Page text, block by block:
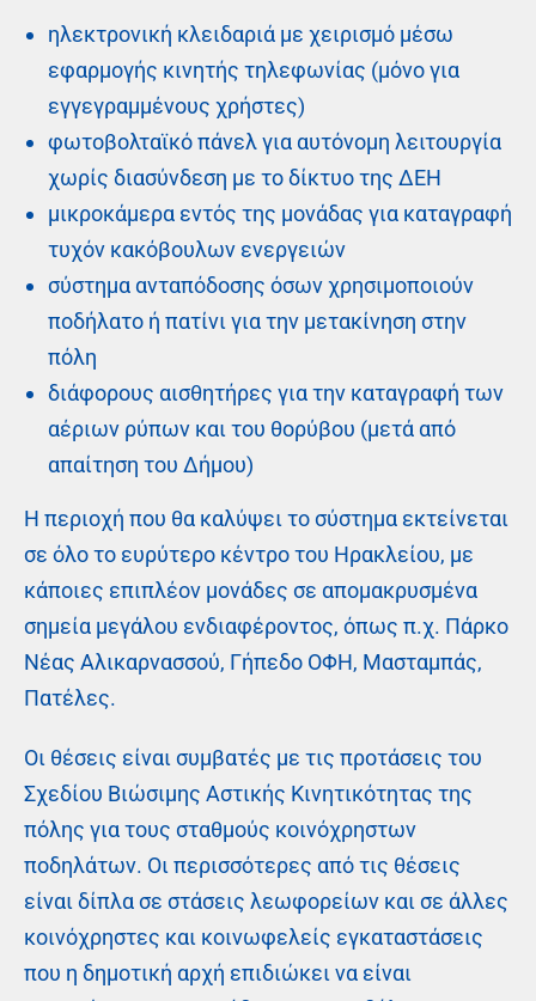
ηλεκτρονική κλειδαριά με χειρισμό μέσω
εφαρμογής κινητής τηλεφωνίας (μόνο για
εγγεγραμμένους χρήστες)
φωτοβολταϊκό πάνελ για αυτόνομη λειτουργία
χωρίς διασύνδεση με το δίκτυο της ΔΕΗ
μικροκάμερα εντός της μονάδας για καταγραφή
τυχόν κακόβουλων ενεργειών
σύστημα ανταπόδοσης όσων χρησιμοποιούν
ποδήλατο ή πατίνι για την μετακίνηση στην
πόλη
διάφορους αισθητήρες για την καταγραφή των
αέριων ρύπων και του θορύβου (μετά από
απαίτηση του Δήμου)
Η περιοχή που θα καλύψει το σύστημα εκτείνεται
σε όλο το ευρύτερο κέντρο του Ηρακλείου, με
κάποιες επιπλέον μονάδες σε απομακρυσμένα
σημεία μεγάλου ενδιαφέροντος, όπως π.χ. Πάρκο
Νέας Αλικαρνασσού, Γήπεδο ΟΦΗ, Μασταμπάς,
Πατέλες.
Οι θέσεις είναι συμβατές με τις προτάσεις του
Σχεδίου Βιώσιμης Αστικής Κινητικότητας της
πόλης για τους σταθμούς κοινόχρηστων
ποδηλάτων. Οι περισσότερες από τις θέσεις
είναι δίπλα σε στάσεις λεωφορείων και σε άλλες
κοινόχρηστες και κοινωφελείς εγκαταστάσεις
που η δημοτική αρχή επιδιώκει να είναι